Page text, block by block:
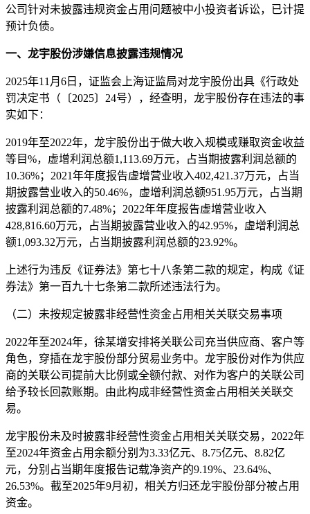
公司针对未披露违规资金占用问题被中小投资者诉讼，已计提
预计负债。
一、龙宇股份涉嫌信息披露违规情况
2025年11月6日，证监会上海证监局对龙宇股份出具《行政处
罚决定书（〔2025〕24号），经查明，龙宇股份存在违法的事
实如下：
2019年至2022年，龙宇股份出于做大收入规模或赚取资金收益
等目%，虚增利润总额1,113.69万元，占当期披露利润总额的
10.36%；2021年年度报告虚增营业收入402,421.37万元，占当
期披露营业收入的50.46%，虚增利润总额951.95万元，占当期
披露利润总额的7.48%；2022年年度报告虚增营业收入
428,816.60万元，占当期披露营业收入的42.95%，虚增利润总
额1,093.32万元，占当期披露利润总额的23.92%。
上述行为违反《证券法》第七十八条第二款的规定，构成《证
券法》第一百九十七条第二款所述违法行为。
（二）未按规定披露非经营性资金占用相关关联交易事项
2022年至2024年，徐某增安排将关联公司充当供应商、客户等
角色，穿插在龙宇股份部分贸易业务中。龙宇股份对作为供应
商的关联公司提前大比例或全额付款、对作为客户的关联公司
给予较长回款账期。由此构成非经营性资金占用相关关联交
易。
龙宇股份未及时披露非经营性资金占用相关关联交易，2022年
至2024年资金占用余额分别为3.33亿元、8.75亿元、8.82亿
元，分别占当期年度报告记载净资产的9.19%、23.64%、
26.53%。截至2025年9月初，相关方归还龙宇股份部分被占用
资金。